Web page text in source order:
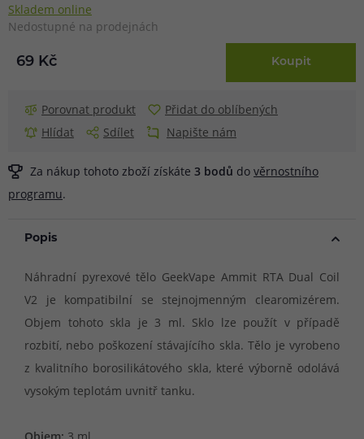
Skladem online
Nedostupné na prodejnách
69 Kč Koupit
Porovnat produkt
Přidat do oblíbených
Hlídat
Sdílet Napište nám
Za nákup tohoto zboží získáte 3 bodů do věrnostního
programu.
Popis
Náhradní pyrexové tělo GeekVape Ammit RTA Dual Coil
V2 je kompatibilní se stejnojmenným clearomizérem.
Objem tohoto skla je 3 ml. Sklo lze použít v případě
rozbití, nebo poškození stávajícího skla. Tělo je vyrobeno
z kvalitního borosilikátového skla, které výborně odolává
vysokým teplotám uvnitř tanku.